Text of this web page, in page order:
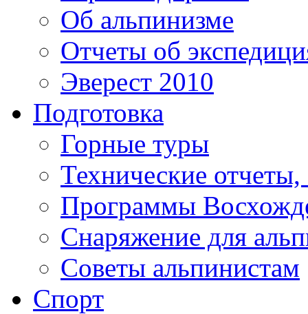
Об альпинизме
Отчеты об
Эверест 2010
Подготовка
Горные туры
Технические
Программы
Снаряжение для
Советы альпинистам
Спорт